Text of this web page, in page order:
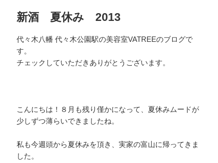
新酒 夏休み 2013
代々木八幡 代々木公園駅の美容室VATREEのブログで
す。
チェックしていただきありがとうございます。
こんにちは！８月も残り僅かになって、夏休みムードが
少しずつ薄らいできましたね。
私も今週頭から夏休みを頂き、実家の富山に帰ってきま
した。